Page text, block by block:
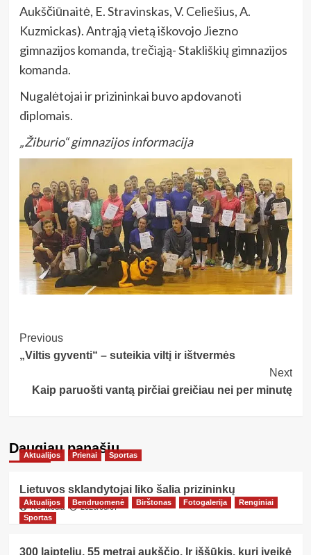
Aukščiūnaitė, E. Stravinskas, V. Celiešius, A.
Kuzmickas). Antrąją vietą iškovojo Jiezno
gimnazijos komanda, trečiąją- Stakliškių gimnazijos
komanda.
Nugalėtojai ir prizininkai buvo apdovanoti
diplomais.
„Žiburio“ gimnazijos informacija
Post
Navigation
Previous
„Viltis gyventi“ – suteikia viltį ir ištvermės
Next
Kaip paruošti vantą pirčiai greičiau nei per minutę
Daugiau panašių…
Aktualijos Prienai Sportas
Lietuvos sklandytojai liko šalia prizininkų
NG Media 2026/08/07
Aktualijos Bendruomenė Birštonas Fotogalerija
Renginiai
Sportas
300 laiptelių. 55 metrai aukščio. Ir iššūkis, kurį įveikė